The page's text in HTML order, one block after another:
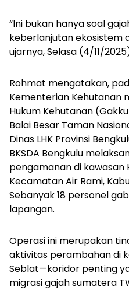
“Ini bukan hanya soal
keberlanjutan ekosistem
ujarnya, Selasa (4/11/
Rohmat mengatakan,
Kementerian Kehutanan
Hukum Kehutanan
Balai Besar Taman
Dinas LHK Provinsi
BKSDA Bengkulu
pengamanan di kawasan
Kecamatan Air Rami,
Sebanyak 18 personel
lapangan.
Operasi ini merupakan
aktivitas perambahan di
Seblat—koridor penting
migrasi gajah sumatera